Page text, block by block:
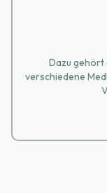
Dazu gehört
verschiedene